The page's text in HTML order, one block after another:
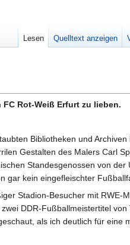
Rot-Weiß Erfurt zu lieben.
Bibliotheken und
Gestalten des Malers Carl
Standesgenossen von
gar kein eingefleischter
Stadion-Besucher mit RWE-
DDR-Fußballmeistertitel
als ich deutlich für eine
Lesen Quelltext anzeigen